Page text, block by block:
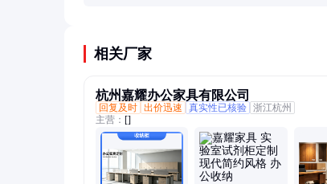
相关厂家
杭州嘉耀办公家具有限公司
回复及时 出价迅速 真实性已核验 浙江杭州
主营： []